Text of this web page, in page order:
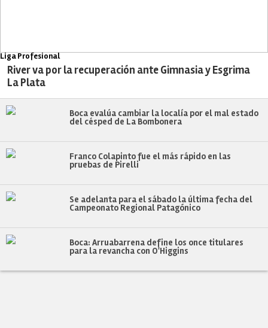
Liga Profesional
River va por la recuperación ante Gimnasia y Esgrima
La Plata
Boca evalúa cambiar la localía por el mal estado
del césped de La Bombonera
Franco Colapinto fue el más rápido en las
pruebas de Pirelli
Se adelanta para el sábado la última fecha del
Campeonato Regional Patagónico
Boca: Arruabarrena define los once titulares
para la revancha con O'Higgins